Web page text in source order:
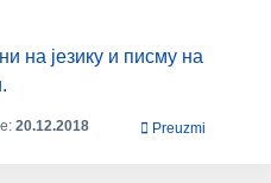
нa jeзику и писму нa
20.12.2018 Preuzmi